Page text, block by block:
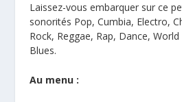
Laissez-vous embarquer sur ce
sonorités Pop, Cumbia, Electro,
Rock, Reggae, Rap, Dance,
Blues.
Au menu :